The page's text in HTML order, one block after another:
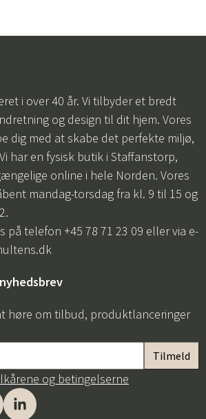
i over 40 år. Vi tilbyder et bredt
og design til dit hjem. Vores
dig med at skabe det perfekte miljø,
har en fysisk butik i Staffanstorp,
online i hele Norden. Vores
mandag-torsdag fra kl. 9 til 15 og
på telefon +45 78 71 23 09 eller via e-
høre om tilbud, produktlanceringer
og betingelserne